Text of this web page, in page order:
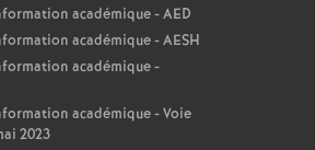
académique - AED
académique - AESH
académique -
académique - Voie
2023